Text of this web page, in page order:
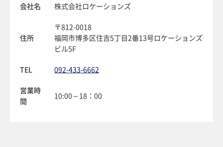
会社名 株式会社ロケーションズ
住所
〒812-0018
福岡市博多区住吉5丁目2番13号ロケーションズ
ビル5F
TEL
092-433-6662
営業時
間
10:00～18：00